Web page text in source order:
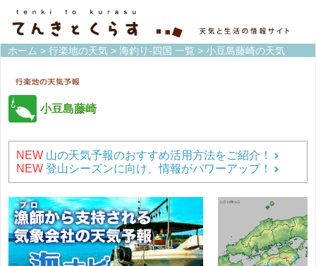
ホーム > 行楽地の天気 > 海釣り-四国 一覧 > 小豆島藤崎の天気
小豆島藤崎
NEW 山の天気予報のおすすめ活用方法をご紹介！
NEW 登山シーズンに向け、情報がパワーアップ！